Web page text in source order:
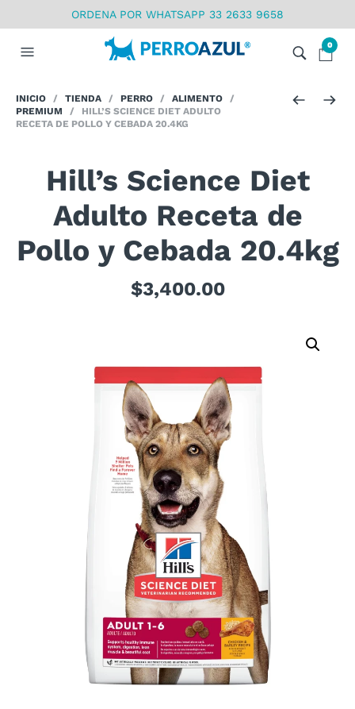
ORDENA POR WHATSAPP 33 2633 9658
0
INICIO / TIENDA / PERRO / ALIMENTO /
PREMIUM / HILL’S SCIENCE DIET ADULTO
RECETA DE POLLO Y CEBADA 20.4KG
Hill’s Science Diet
Adulto Receta de
Pollo y Cebada 20.4kg
$3,400.00